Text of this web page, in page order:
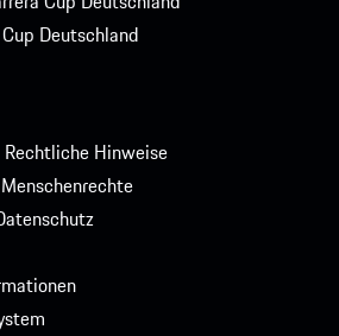
Deutschland
Hinweise